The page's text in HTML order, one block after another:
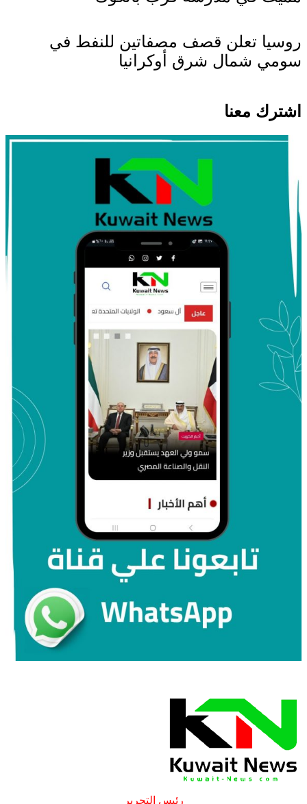
روسيا تعلن قصف مصفاتين للنفط في
سومي شمال شرق أوكرانيا
اشترك معنا
رئيس التحرير